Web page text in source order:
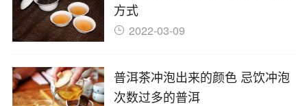
方式
2022-03-09
普洱茶冲泡出来的颜色 忌饮冲泡
次数过多的普洱